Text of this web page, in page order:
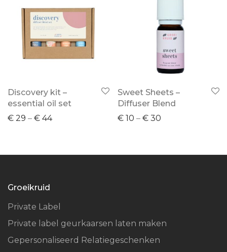
Discovery kit –
essential oil set
€ 29 – € 44
Sweet Sheets –
Diffuser Blend
€ 10 – € 30
Groeikruid
Private Label
Private label geurkaarsen laten maken
Gepersonaliseerd Relatiegeschenken